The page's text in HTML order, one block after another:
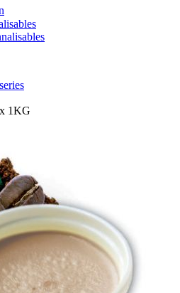
1KG